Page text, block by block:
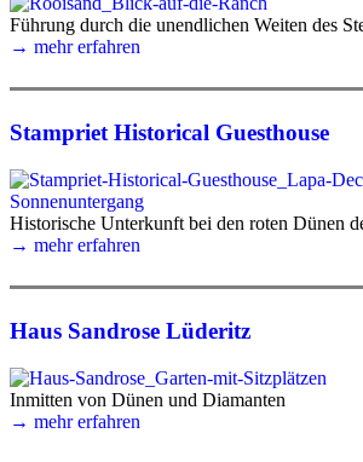
Führung durch die unendlichen Weiten des
→ mehr erfahren
Stampriet Historical Guesthouse
Historische Unterkunft bei den roten Dünen
→ mehr erfahren
Haus Sandrose Lüderitz
Inmitten von Dünen und Diamanten
→ mehr erfahren